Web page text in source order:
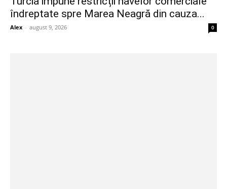
îndreptate spre Marea Neagră din cauza...
Alex - august 9, 2026 0